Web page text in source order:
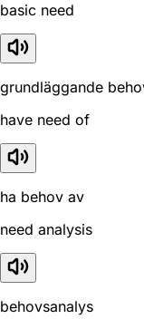
basic need
grundläggande
have need of
ha behov av
need analysis
behovsanalys